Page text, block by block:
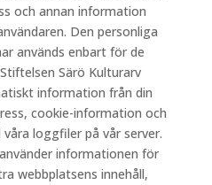
och annan information
Den personliga
används enbart för de
Särö Kulturarv
information från din
cookie-information och
loggfiler på vår server.
informationen för
webbplatsens innehåll,